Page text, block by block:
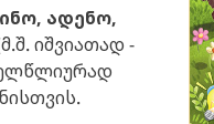
ადენო,
იშვიათად -